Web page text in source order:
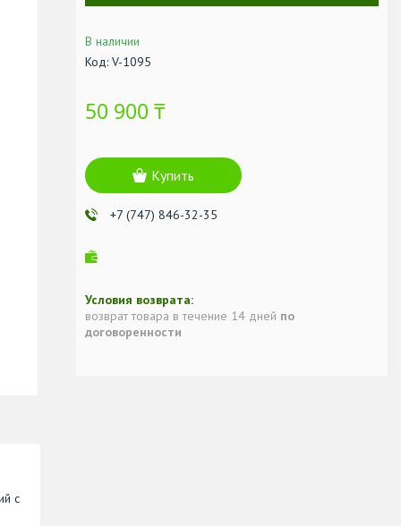
с
В наличии
Код: V-1095
50 900 ₸
Купить
+7 (747) 846-32-35
возврат товара в течение 14 дней по
договоренности